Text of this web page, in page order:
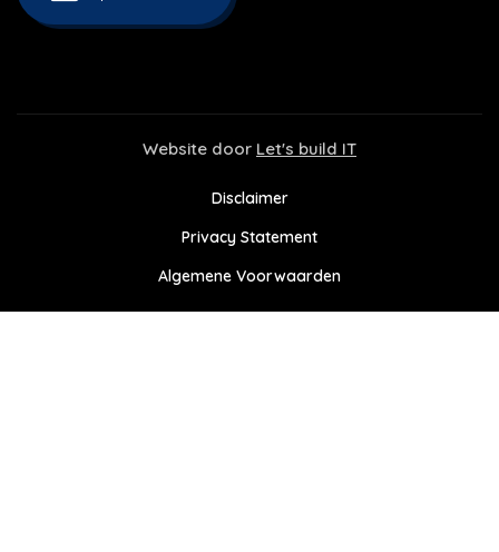
Website door Let's build IT
Disclaimer
Privacy Statement
Algemene Voorwaarden